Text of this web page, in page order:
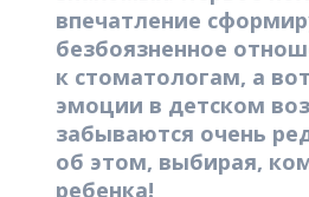
впечатление
безбоязненное
к стоматологам, а
эмоции в детском
забываются очень
об этом, выбирая,
ребенка!